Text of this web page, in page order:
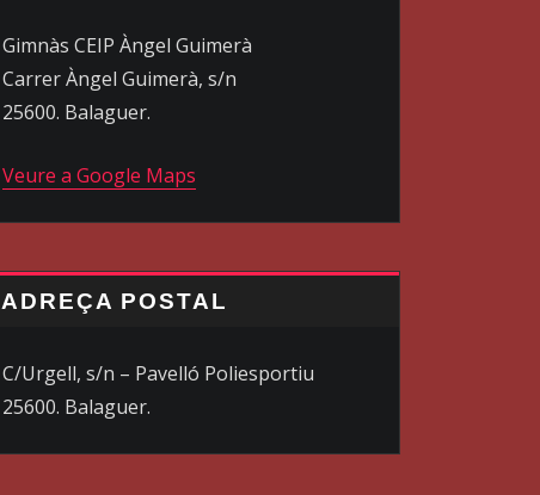
Gimnàs CEIP Àngel Guimerà
Carrer Àngel Guimerà, s/n
25600. Balaguer.
Veure a Google Maps
ADREÇA POSTAL
C/Urgell, s/n – Pavelló Poliesportiu
25600. Balaguer.